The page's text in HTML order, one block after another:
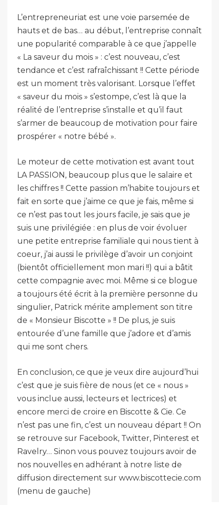
L’entrepreneuriat est une voie parsemée de
hauts et de bas… au début, l’entreprise connaît
une popularité comparable à ce que j’appelle
« La saveur du mois » : c’est nouveau, c’est
tendance et c’est rafraîchissant !! Cette période
est un moment très valorisant. Lorsque l’effet
« saveur du mois » s’estompe, c’est là que la
réalité de l’entreprise s’installe et qu’il faut
s’armer de beaucoup de motivation pour faire
prospérer « notre bébé ».
Le moteur de cette motivation est avant tout
LA PASSION, beaucoup plus que le salaire et
les chiffres !! Cette passion m’habite toujours et
fait en sorte que j’aime ce que je fais, même si
ce n’est pas tout les jours facile, je sais que je
suis une privilégiée : en plus de voir évoluer
une petite entreprise familiale qui nous tient à
coeur, j’ai aussi le privilège d’avoir un conjoint
(bientôt officiellement mon mari !!) qui a bâtit
cette compagnie avec moi. Même si ce blogue
a toujours été écrit à la première personne du
singulier, Patrick mérite amplement son titre
de « Monsieur Biscotte » !! De plus, je suis
entourée d’une famille que j’adore et d’amis
qui me sont chers.
En conclusion, ce que je veux dire aujourd’hui
c’est que je suis fière de nous (et ce « nous »
vous inclue aussi, lecteurs et lectrices) et
encore merci de croire en Biscotte & Cie. Ce
n’est pas une fin, c’est un nouveau départ !! On
se retrouve sur Facebook, Twitter, Pinterest et
Ravelry… Sinon vous pouvez toujours avoir de
nos nouvelles en adhérant à notre liste de
diffusion directement sur www.biscottecie.com
(menu de gauche)